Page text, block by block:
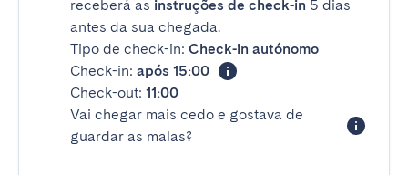
receberá as instruções de check-in 5 dias
antes da sua chegada.
Tipo de check-in: Check-in autónomo
Check-in: após 15:00
Check-out: 11:00
Vai chegar mais cedo e gostava de
guardar as malas?